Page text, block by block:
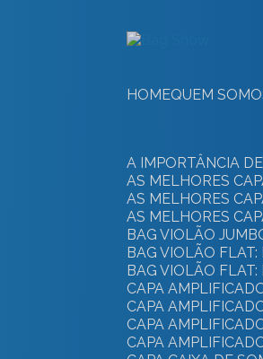
HOME
QUEM
A IMPORTÂNCIA
AS MELHORES
AS MELHORES
AS MELHORES
BAG VIOLÃO
BAG VIOLÃO
BAG VIOLÃO
CAPA
CAPA
CAPA
CAPA